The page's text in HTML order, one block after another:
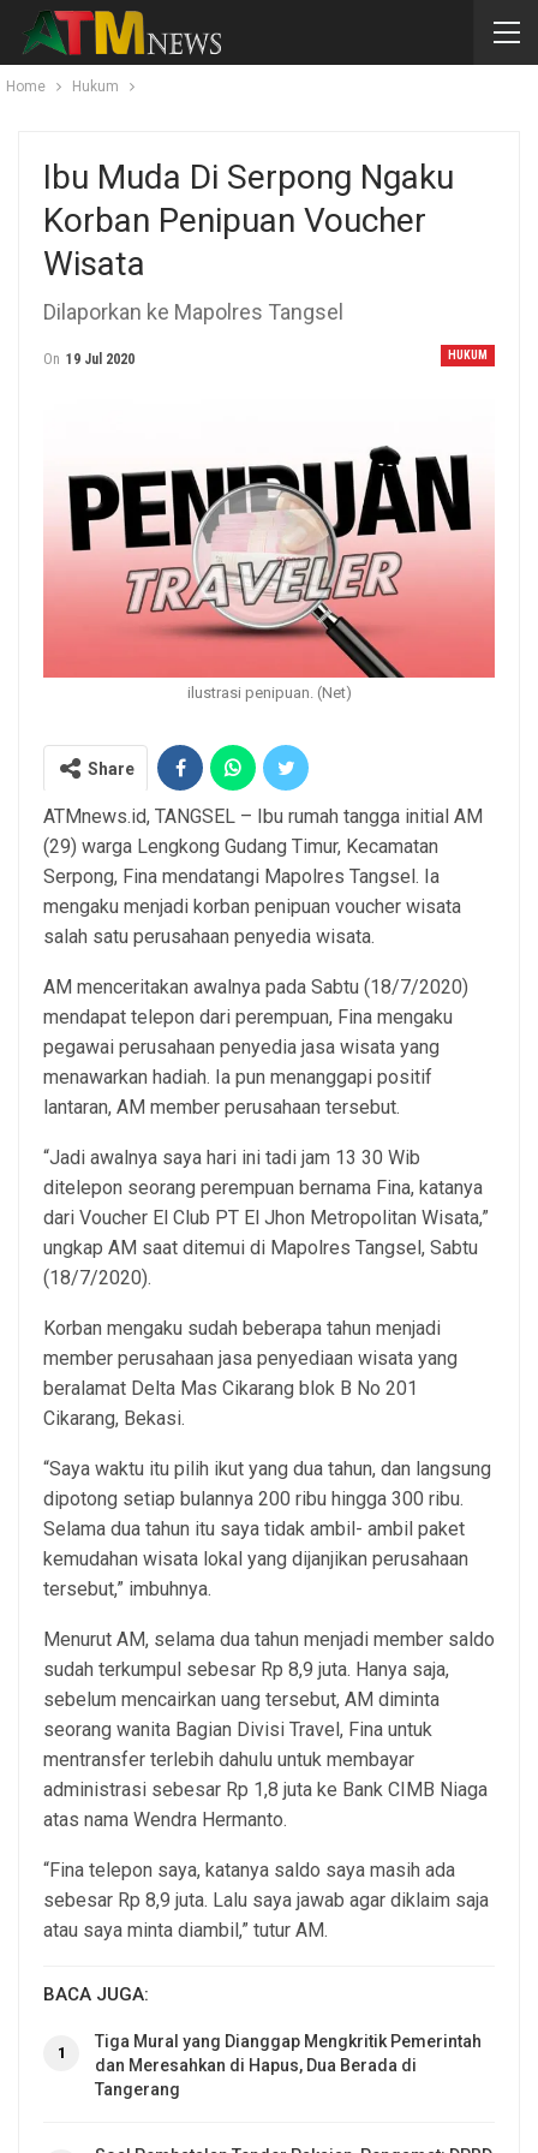
Home Hukum
Ibu Muda Di Serpong Ngaku
Korban Penipuan Voucher
Wisata
Dilaporkan ke Mapolres Tangsel
HUKUM
On 19 Jul 2020
ilustrasi penipuan. (Net)
Share
ATMnews.id, TANGSEL – Ibu rumah tangga initial AM
(29) warga Lengkong Gudang Timur, Kecamatan
Serpong, Fina mendatangi Mapolres Tangsel. Ia
mengaku menjadi korban penipuan voucher wisata
salah satu perusahaan penyedia wisata.
AM menceritakan awalnya pada Sabtu (18/7/2020)
mendapat telepon dari perempuan, Fina mengaku
pegawai perusahaan penyedia jasa wisata yang
menawarkan hadiah. Ia pun menanggapi positif
lantaran, AM member perusahaan tersebut.
“Jadi awalnya saya hari ini tadi jam 13 30 Wib
ditelepon seorang perempuan bernama Fina, katanya
dari Voucher El Club PT El Jhon Metropolitan Wisata,”
ungkap AM saat ditemui di Mapolres Tangsel, Sabtu
(18/7/2020).
Korban mengaku sudah beberapa tahun menjadi
member perusahaan jasa penyediaan wisata yang
beralamat Delta Mas Cikarang blok B No 201
Cikarang, Bekasi.
“Saya waktu itu pilih ikut yang dua tahun, dan langsung
dipotong setiap bulannya 200 ribu hingga 300 ribu.
Selama dua tahun itu saya tidak ambil- ambil paket
kemudahan wisata lokal yang dijanjikan perusahaan
tersebut,” imbuhnya.
Menurut AM, selama dua tahun menjadi member saldo
sudah terkumpul sebesar Rp 8,9 juta. Hanya saja,
sebelum mencairkan uang tersebut, AM diminta
seorang wanita Bagian Divisi Travel, Fina untuk
mentransfer terlebih dahulu untuk membayar
administrasi sebesar Rp 1,8 juta ke Bank CIMB Niaga
atas nama Wendra Hermanto.
“Fina telepon saya, katanya saldo saya masih ada
sebesar Rp 8,9 juta. Lalu saya jawab agar diklaim saja
atau saya minta diambil,” tutur AM.
BACA JUGA:
1
Tiga Mural yang Dianggap Mengkritik Pemerintah
dan Meresahkan di Hapus, Dua Berada di
Tangerang